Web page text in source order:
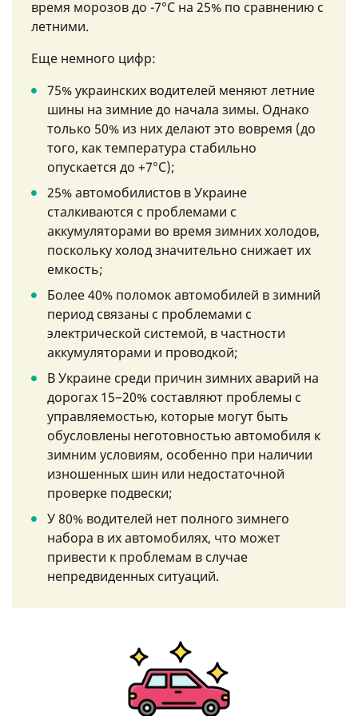
время морозов до -7°C на 25% по сравнению с
летними.
Еще немного цифр:
75% украинских водителей меняют летние
шины на зимние до начала зимы. Однако
только 50% из них делают это вовремя (до
того, как температура стабильно
опускается до +7°C);
25% автомобилистов в Украине
сталкиваются с проблемами с
аккумуляторами во время зимних холодов,
поскольку холод значительно снижает их
емкость;
Более 40% поломок автомобилей в зимний
период связаны с проблемами с
электрической системой, в частности
аккумуляторами и проводкой;
В Украине среди причин зимних аварий на
дорогах 15−20% составляют проблемы с
управляемостью, которые могут быть
обусловлены неготовностью автомобиля к
зимним условиям, особенно при наличии
изношенных шин или недостаточной
проверке подвески;
У 80% водителей нет полного зимнего
набора в их автомобилях, что может
привести к проблемам в случае
непредвиденных ситуаций.